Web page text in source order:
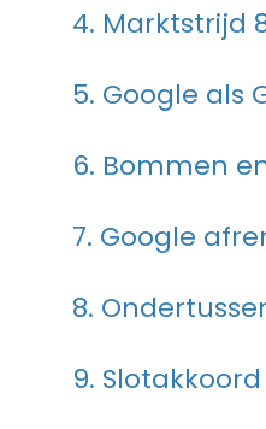
4. Marktstrijd
5. Google als
6. Bommen
7. Google
8.
9. Slotakkoord